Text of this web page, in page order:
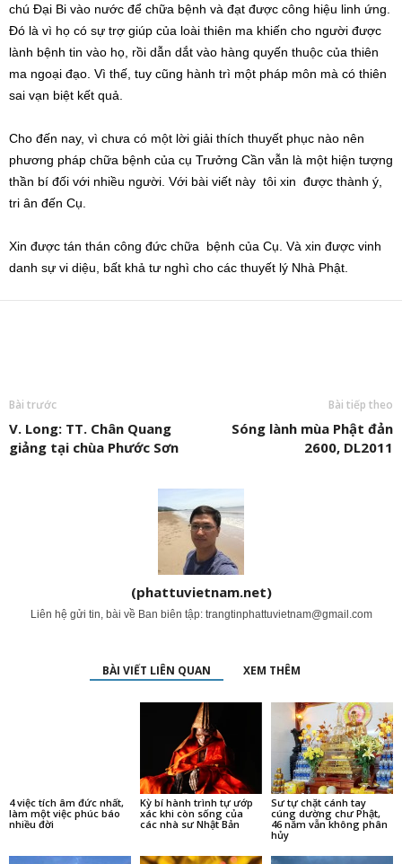
chú Đại Bi vào nước để chữa bệnh và đạt được công hiệu linh ứng.
Đó là vì họ có sự trợ giúp của loài thiên ma khiến cho người được
lành bệnh tin vào họ, rồi dẫn dắt vào hàng quyến thuộc của thiên
ma ngoại đạo. Vì thế, tuy cũng hành trì một pháp môn mà có thiên
sai vạn biệt kết quả.
Cho đến nay, vì chưa có một lời giải thích thuyết phục nào nên
phương pháp chữa bệnh của cụ Trưởng Cần vẫn là một hiện tượng
thần bí đối với nhiều người. Với bài viết này tôi xin được thành ý,
tri ân đến Cụ.
Xin được tán thán công đức chữa bệnh của Cụ. Và xin được vinh
danh sự vi diệu, bất khả tư nghì cho các thuyết lý Nhà Phật.
Bài trước
V. Long: TT. Chân Quang
giảng tại chùa Phước Sơn
Bài tiếp theo
Sóng lành mùa Phật đản
2600, DL2011
(phattuvietnam.net)
Liên hệ gửi tin, bài về Ban biên tập: trangtinphattuvietnam@gmail.com
BÀI VIẾT LIÊN QUAN XEM THÊM
4 việc tích âm đức nhất,
làm một việc phúc báo
nhiều đời
Kỳ bí hành trình tự ướp
xác khi còn sống của
các nhà sư Nhật Bản
Sư tự chặt cánh tay
cúng dường chư Phật,
46 năm vẫn không phân
hủy